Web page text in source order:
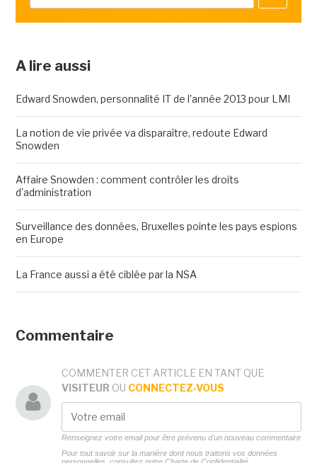
A lire aussi
Edward Snowden, personnalité IT de l'année 2013 pour LMI
La notion de vie privée va disparaître, redoute Edward
Snowden
Affaire Snowden : comment contrôler les droits
d'administration
Surveillance des données, Bruxelles pointe les pays espions
en Europe
La France aussi a été ciblée par la NSA
Commentaire
COMMENTER CET ARTICLE EN TANT QUE
VISITEUR OU CONNECTEZ-VOUS
Renseignez votre email pour être prévenu d'un nouveau commentaire
Pour tout savoir sur la manière dont nous traitons vos données